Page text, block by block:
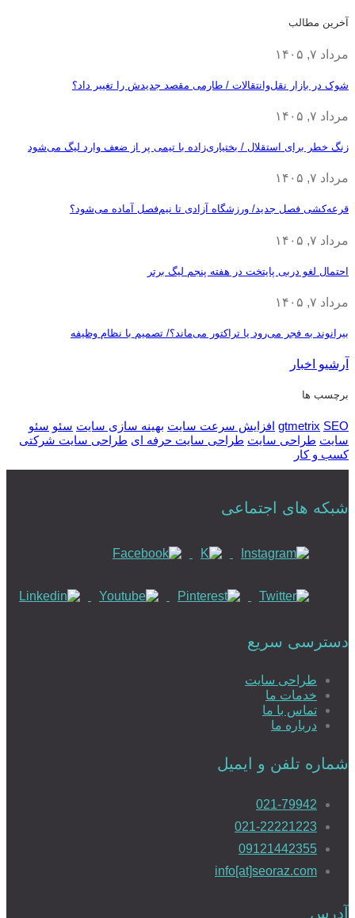
آخرین مطالب
مرداد ۷, ۱۴۰۵
شوک در بازار نقل‌وانتقالات / طارمی مقصد جدیدش را تغییر داد؟
مرداد ۷, ۱۴۰۵
زنگ خطر برای استقلال / بختیاری‌زاده با تیمی پر از ضعف وارد لیگ می‌شود
مرداد ۷, ۱۴۰۵
قرعه‎‌کشی فصل جدید/ ورزشگاه آزادی تا نیم‌فصل آماده می‌شود؟
مرداد ۷, ۱۴۰۵
احتمال لغو دربی پایتخت در هفته پنجم لیگ برتر
مرداد ۷, ۱۴۰۵
بیرانوند به فجر می‌رود یا تراکتور می‌ماند؟/ تصمیم با نظام وظیفه
آرشیو اخبار
برچسب ها
gtmetrix SEO افزایش سرعت سایت بهینه سازی سایت سئو سئو
سایت طراحی سایت طراحی سایت حرفه ای طراحی سایت شرکتی
کسب و کار
شبکه های اجتماعی
دسترسی سریع
طراحی سایت
خدمات ما
تماس با ما
درباره ما
شماره تلفن و ایمیل
021-79942
021-22221223
09121442355
info[at]seoraz.com
آدرس